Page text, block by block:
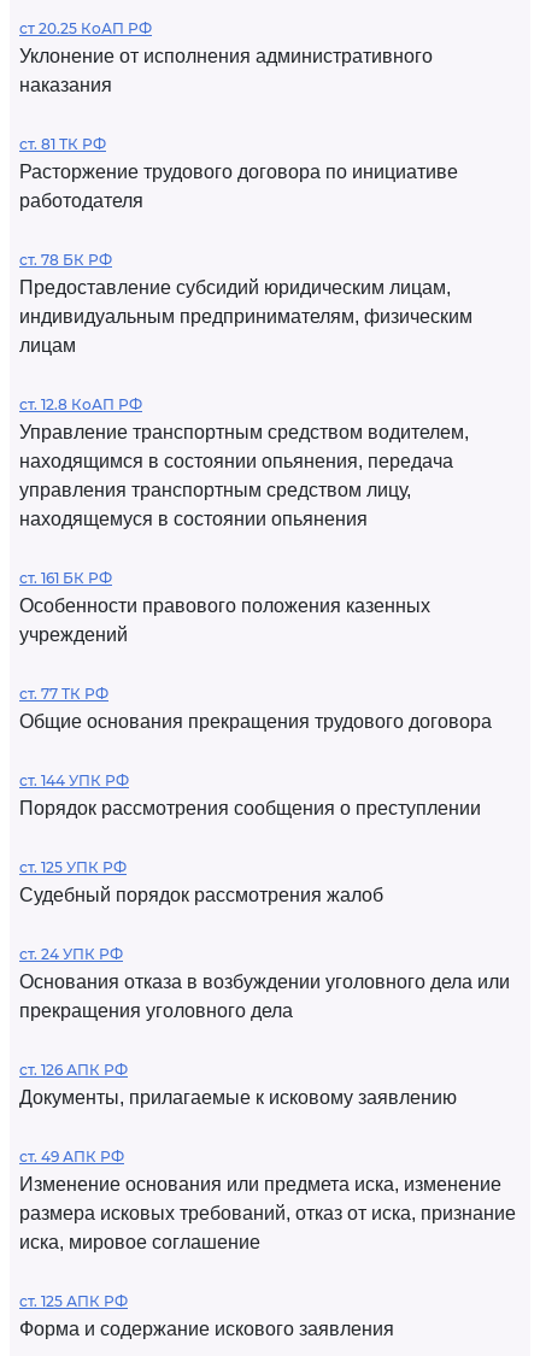
ст 20.25 КоАП РФ
Уклонение от исполнения административного
наказания
ст. 81 ТК РФ
Расторжение трудового договора по инициативе
работодателя
ст. 78 БК РФ
Предоставление субсидий юридическим лицам,
индивидуальным предпринимателям, физическим
лицам
ст. 12.8 КоАП РФ
Управление транспортным средством водителем,
находящимся в состоянии опьянения, передача
управления транспортным средством лицу,
находящемуся в состоянии опьянения
ст. 161 БК РФ
Особенности правового положения казенных
учреждений
ст. 77 ТК РФ
Общие основания прекращения трудового договора
ст. 144 УПК РФ
Порядок рассмотрения сообщения о преступлении
ст. 125 УПК РФ
Судебный порядок рассмотрения жалоб
ст. 24 УПК РФ
Основания отказа в возбуждении уголовного дела или
прекращения уголовного дела
ст. 126 АПК РФ
Документы, прилагаемые к исковому заявлению
ст. 49 АПК РФ
Изменение основания или предмета иска, изменение
размера исковых требований, отказ от иска, признание
иска, мировое соглашение
ст. 125 АПК РФ
Форма и содержание искового заявления